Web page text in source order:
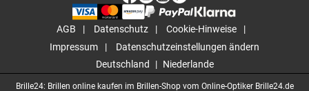
AGB Datenschutz
Cookie-Hinweise
Impressum
Datenschutzeinstellungen ändern
Deutschland
Niederlande
Brille24: Brillen online kaufen im Brillen-Shop vom Online-Optiker Brille24.de